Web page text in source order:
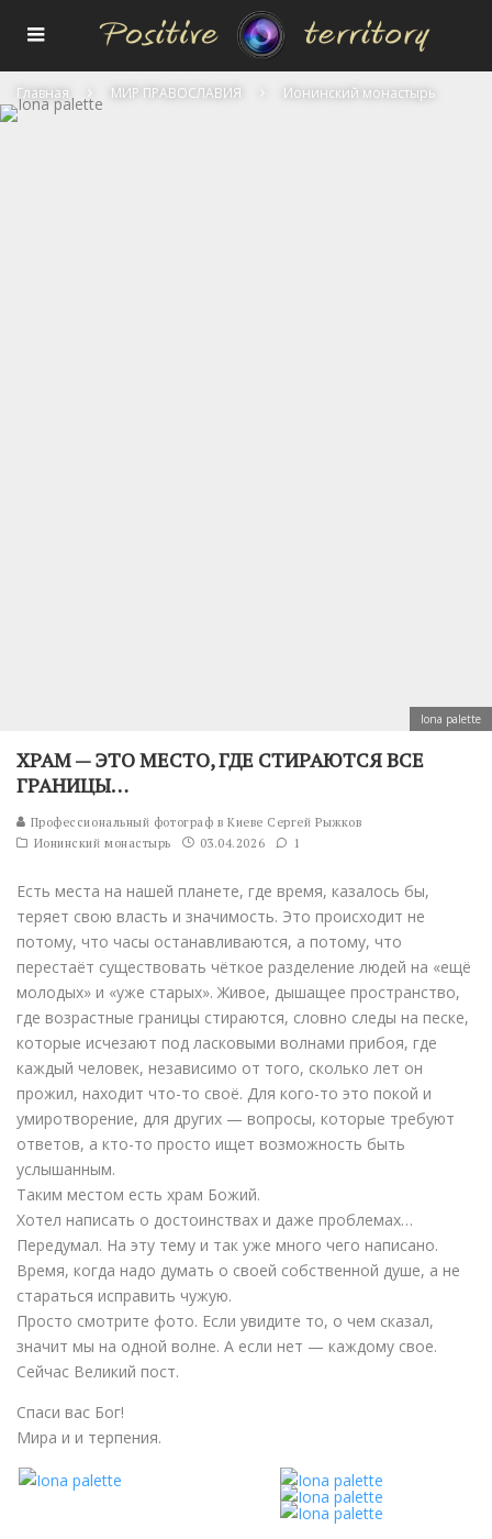
Главная МИР ПРАВОСЛАВИЯ Ионинский монастырь
Iona palette
ХРАМ — ЭТО МЕСТО, ГДЕ СТИРАЮТСЯ ВСЕ
ГРАНИЦЫ…
Профессиональный фотограф в Киеве Сергей Рыжков
Ионинский монастырь
03.04.2026 1
Есть места на нашей планете, где время, казалось бы,
теряет свою власть и значимость. Это происходит не
потому, что часы останавливаются, а потому, что
перестаёт существовать чёткое разделение людей на «ещё
молодых» и «уже старых». Живое, дышащее пространство,
где возрастные границы стираются, словно следы на песке,
которые исчезают под ласковыми волнами прибоя, где
каждый человек, независимо от того, сколько лет он
прожил, находит что-то своё. Для кого-то это покой и
умиротворение, для других — вопросы, которые требуют
ответов, а кто-то просто ищет возможность быть
услышанным.
Таким местом есть храм Божий.
Хотел написать о достоинствах и даже проблемах…
Передумал. На эту тему и так уже много чего написано.
Время, когда надо думать о своей собственной душе, а не
стараться исправить чужую.
Просто смотрите фото. Если увидите то, о чем сказал,
значит мы на одной волне. А если нет — каждому свое.
Сейчас Великий пост.
Спаси вас Бог!
Мира и и терпения.